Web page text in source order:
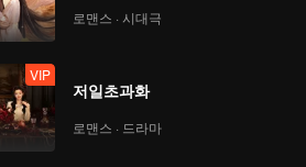
로맨스 · 시대극
VIP
저일초과화
로맨스 · 드라마